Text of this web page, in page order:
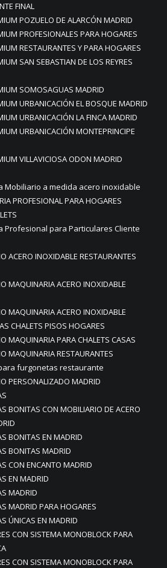
FINAL
POZUELO DE ALARCÓN MADRID
PROFESIONALES PARA HOGARES
RESTAURANTES Y PARA HOGARES
SAN SEBASTIAN DE LOS REYRES
SOMOSAGUAS MADRID
URBANICACIÓN EL BOSQUE MADRID
URBANICACIÓN LA FINCA MADRID
URBANICACIÓN MONTEPRINCIPE
VILLAVICIOSA ODON MADRID
Mobiliario a medida acero inoxidable
PROFESIONAL PARA HOGARES
Profesional para Particulares Cliente
ACERO INOXIDABLE RESTAURANTES
MAQUINARIA ACERO INOXIDABLE
MAQUINARIA ACERO INOXIDABLE
CHALETS PISOS HOGARES
MAQUINARIA PARA CHALETS CASAS
MAQUINARIA RESTAURANTES
furgonetas restaurante
PERSONALIZADO MADRID
BONITAS CON MOBILIARIO DE ACERO
BONITAS EN MADRID
BONITAS MADRID
CON ENCANTO MADRID
EN MADRID
MADRID
MADRID PARA HOGARES
ÚNICAS EN MADRID
CON SISTEMA MONOBLOCK PARA
CON SISTEMA MONOBLOCK PARA